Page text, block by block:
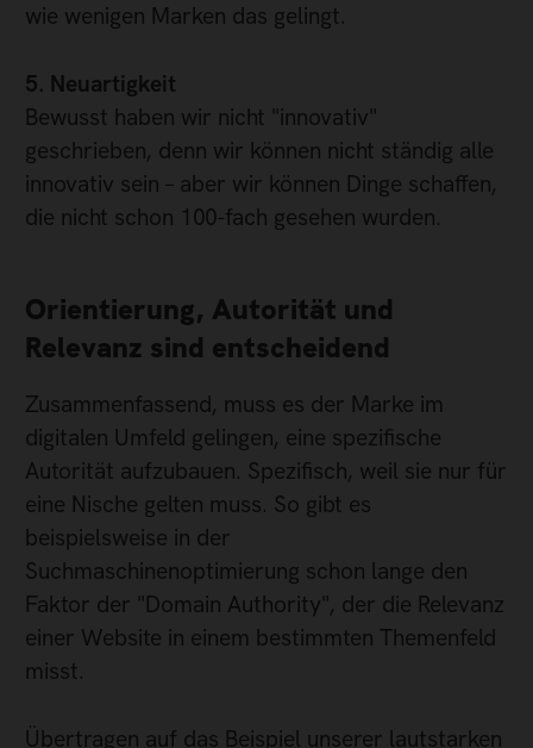
wie wenigen Marken das gelingt.
5. Neuartigkeit
Bewusst haben wir nicht "innovativ"
geschrieben, denn wir können nicht ständig alle
innovativ sein – aber wir können Dinge schaffen,
die nicht schon 100-fach gesehen wurden.
Orientierung, Autorität und
Relevanz sind entscheidend
Zusammenfassend, muss es der Marke im
digitalen Umfeld gelingen, eine spezifische
Autorität aufzubauen. Spezifisch, weil sie nur für
eine Nische gelten muss. So gibt es
beispielsweise in der
Suchmaschinenoptimierung schon lange den
Faktor der "Domain Authority", der die Relevanz
einer Website in einem bestimmten Themenfeld
misst.
Übertragen auf das Beispiel unserer lautstarken